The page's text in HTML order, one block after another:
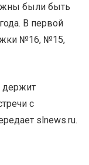
были быть
В первой
№16, №15,
держит
с
slnews.ru.